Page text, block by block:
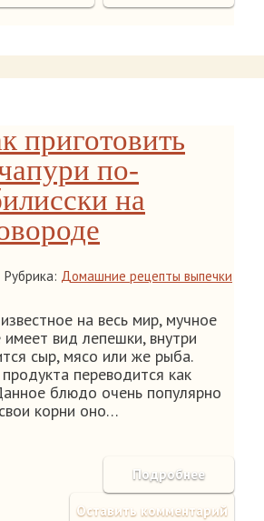
приготовить
по-
на
Рубрика: Домашние рецепты выпечки
на весь мир, мучное
вид лепешки, внутри
сыр, мясо или же рыба.
переводится как
блюдо очень популярно
корни оно…
Подробнее
Оставить комментарий